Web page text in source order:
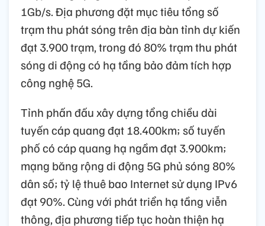
1Gb/s. Địa phương đặt mục tiêu tổng số
trạm thu phát sóng trên địa bàn tỉnh dự kiến
đạt 3.900 trạm, trong đó 80% trạm thu phát
sóng di động có hạ tầng bảo đảm tích hợp
công nghệ 5G.
Tỉnh phấn đấu xây dựng tổng chiều dài
tuyến cáp quang đạt 18.400km; số tuyến
phố có cáp quang hạ ngầm đạt 3.900km;
mạng băng rộng di động 5G phủ sóng 80%
dân số; tỷ lệ thuê bao Internet sử dụng IPv6
đạt 90%. Cùng với phát triển hạ tầng viễn
thông, địa phương tiếp tục hoàn thiện hạ